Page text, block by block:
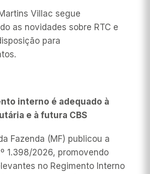
Villac segue
as novidades sobre RTC e
para
interno é adequado à
e à futura CBS
Fazenda (MF) publicou a
1.398/2026, promovendo
no Regimento Interno